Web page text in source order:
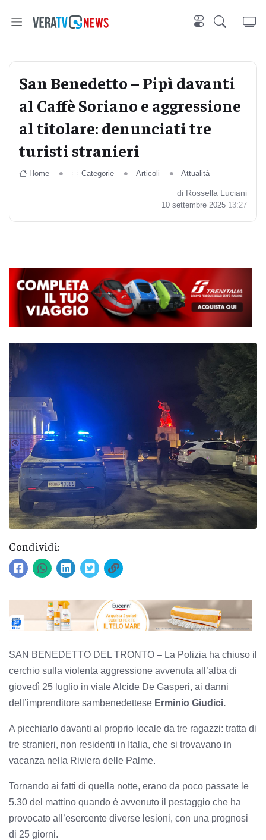
San Benedetto – Pipì davanti
al Caffè Soriano e aggressione
al titolare: denunciati tre
turisti stranieri
Home Categorie Articoli Attualità
di Rossella Luciani
10 settembre 2025 13:27
Condividi:
SAN BENEDETTO DEL TRONTO – La Polizia ha chiuso il
cerchio sulla violenta aggressione avvenuta all’alba di
giovedì 25 luglio in viale Alcide De Gasperi, ai danni
dell’imprenditore sambenedettese Erminio Giudici.
A picchiarlo davanti al proprio locale da tre ragazzi: tratta di
tre stranieri, non residenti in Italia, che si trovavano in
vacanza nella Riviera delle Palme.
Tornando ai fatti di quella notte, erano da poco passate le
5.30 del mattino quando è avvenuto il pestaggio che ha
provocato all’esercente diverse lesioni, con una prognosi
di 25 giorni.